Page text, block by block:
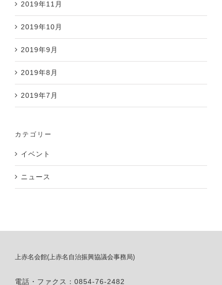
2019年11月
2019年10月
2019年9月
2019年8月
2019年7月
カテゴリー
イベント
ニュース
上赤名会館(上赤名自治振興協議会事務局)
電話・ファクス：0854-76-2482